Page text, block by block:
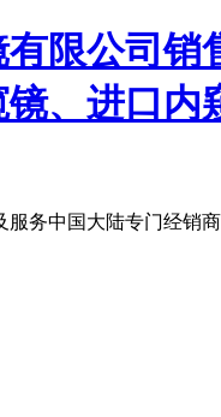
限公司
、进口
服务中国大陆专门经销商